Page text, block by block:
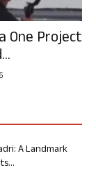
One Project
A Landmark